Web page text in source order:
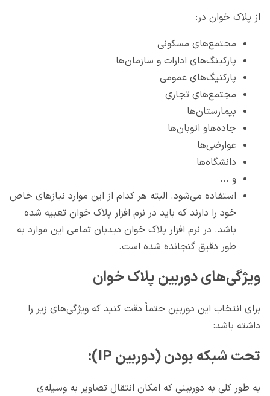
از پلاک خوان در:
مجتمع‌های مسکونی
پارکینگ‌های ادارات و سازمان‌ها
پارکنیگ‌های عمومی
مجتمع‌های تجاری
بیمارستان‌ها
جاده‌هاو اتوبان‌ها
عوارضی‌ها
دانشگاه‌ها
و ...
استفاده می‌شود. البته هر کدام از این موارد نیازهای خاص
خود را دارند که باید در نرم افزار پلاک خوان تعبیه شده
باشد. در نرم افزار پلاک خوان دیدبان تمامی این موارد به
طور دقیق گنجانده شده است.
ویژگی‌های دوربین پلاک خوان
برای انتخاب این دوربین حتماً دقت کنید که ویژگی‌های زیر را
داشته باشد:
تحت شبکه بودن (دوربین IP):
به طور کلی به دوربینی که امکان انتقال تصاویر به وسیله‌ي